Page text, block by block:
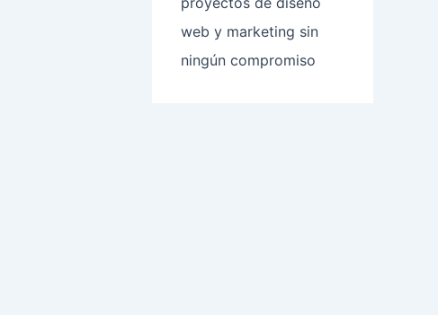
web y marketing sin
ningún compromiso